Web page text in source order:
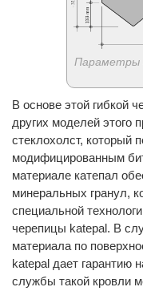
Параметры
В основе этой гибкой
других моделей этого
стеклохолст, который
модифицированным
материале катепал
минеральных гранул,
специальной
черепицы katepal. В
материала по
katepal дает гарантию
службы такой кровли